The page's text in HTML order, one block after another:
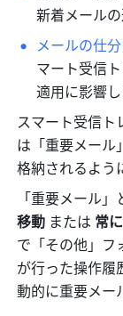
新着メール
メールの仕
マート受信
適用に影響し
スマート受信
は「重要メール
格納されるよう
「重要メール
移動 または 常
で「その他」フ
が行った操作履
動的に重要メー